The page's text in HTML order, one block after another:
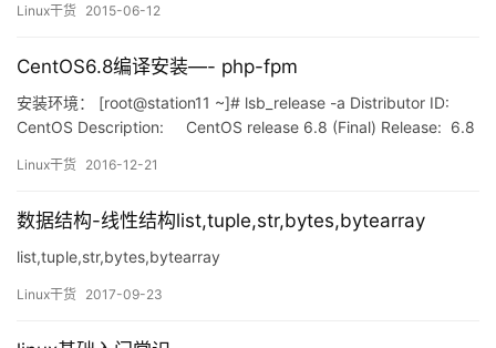
在BIOS中进行设置。Linux中的所有命令（包括函数）都是采用的系
Linux干货 2015-06-12
CentOS6.8编译安装—- php-fpm
安装环境： [root@station11 ~]# lsb_release -a Distributor ID:
CentOS Description: CentOS release 6.8 (Final) Release: 6.8
Linux干货 2016-12-21
数据结构-线性结构list,tuple,str,bytes,bytearray
list,tuple,str,bytes,bytearray
Linux干货 2017-09-23